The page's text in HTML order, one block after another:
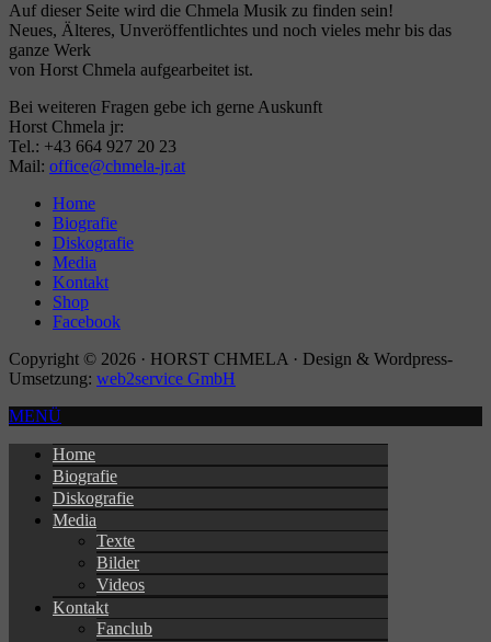
Auf dieser Seite wird die Chmela Musik zu finden sein!
Neues, Älteres, Unveröffentlichtes und noch vieles mehr bis das
ganze Werk
von Horst Chmela aufgearbeitet ist.
Bei weiteren Fragen gebe ich gerne Auskunft
Horst Chmela jr:
Tel.: +43 664 927 20 23
Mail: office@chmela-jr.at
Home
Biografie
Diskografie
Media
Kontakt
Shop
Facebook
Copyright © 2026 · HORST CHMELA · Design & Wordpress-
Umsetzung: web2service GmbH
MENÜ
Home
Biografie
Diskografie
Media
Texte
Bilder
Videos
Kontakt
Fanclub